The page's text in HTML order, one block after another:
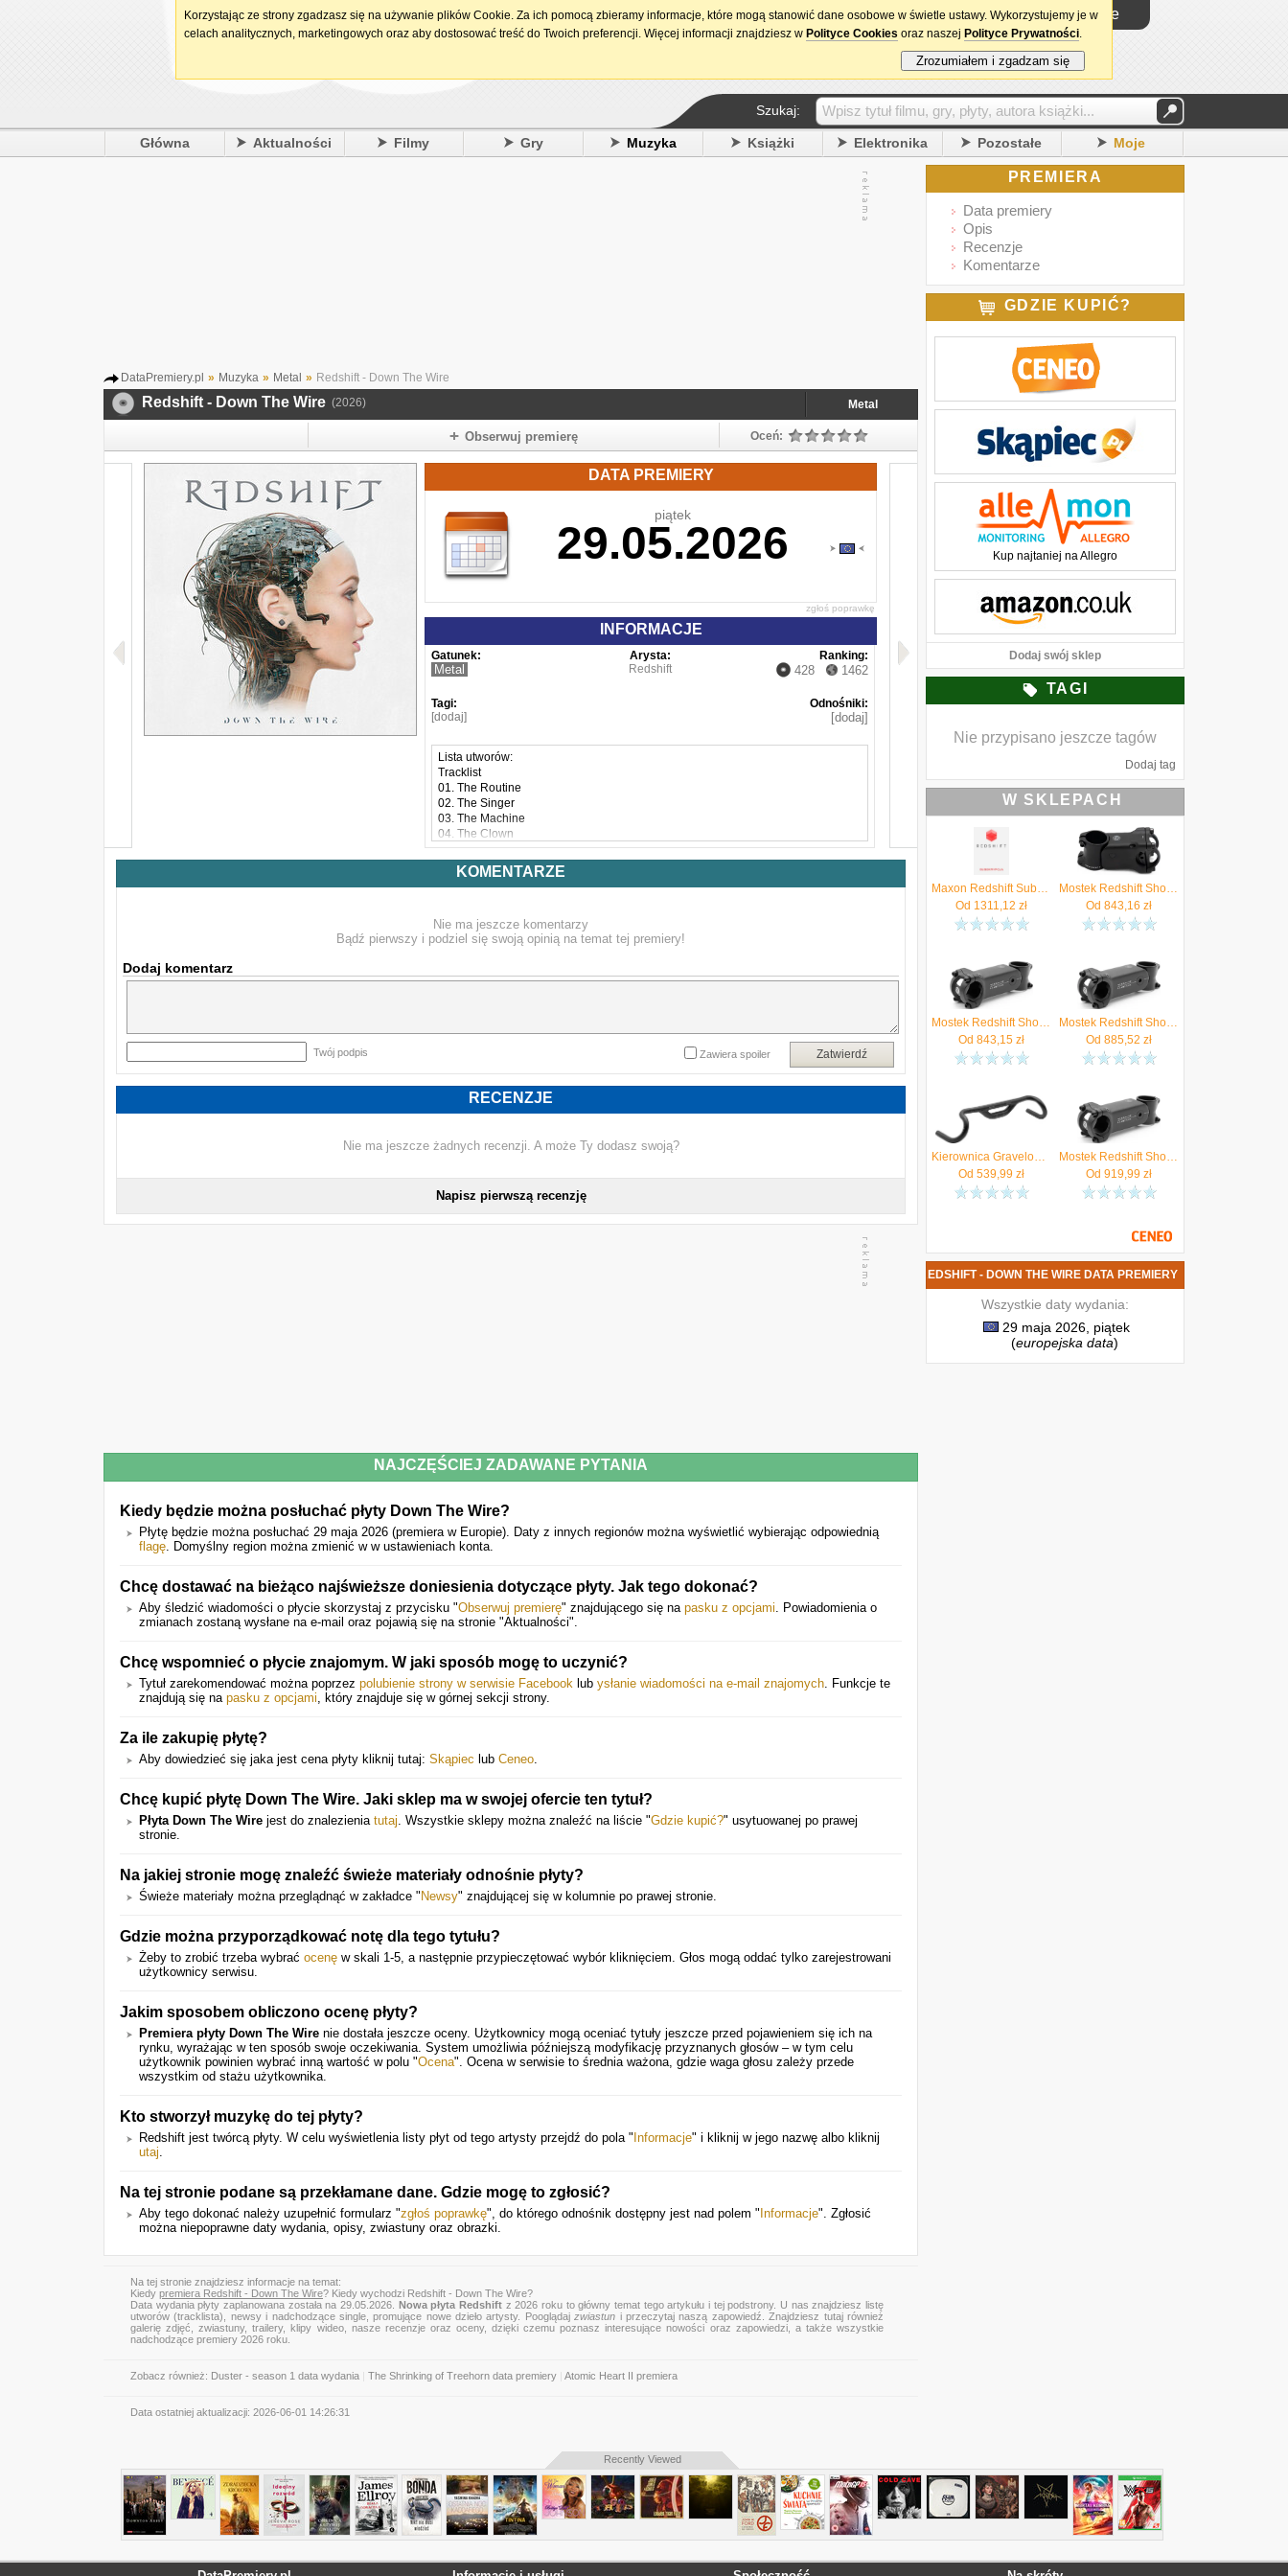
15. urodziny DataPremiery.pl Logowanie
Szukaj:
Główna Aktualności Filmy Gry Muzyka Książki Elektronika Pozostałe Moje
DataPremiery.pl » Muzyka » Metal » Redshift - Down The Wire
Redshift - Down The Wire (2026) Metal
Obserwuj premierę Oceń:
DATA PREMIERY
piątek
29.05.2026
zgłoś poprawkę
INFORMACJE
Gatunek:
Metal
Arysta:
Redshift
Ranking:
428 1462
Tagi:
[dodaj]
Odnośniki:
[dodaj]
Lista utworów:
Tracklist
01. The Routine
02. The Singer
03. The Machine
04. The Clown
05. The Rogue
06. The Redemption
KOMENTARZE
Nie ma jeszcze komentarzy
Bądź pierwszy i podziel się swoją opinią na temat tej premiery!
Dodaj komentarz
Twój podpis Zatwierdź
Zawiera spoiler
RECENZJE
Nie ma jeszcze żadnych recenzji. A może Ty dodasz swoją?
Napisz pierwszą recenzję
NAJCZĘŚCIEJ ZADAWANE PYTANIA
Kiedy będzie można posłuchać płyty Down The Wire?
Płytę będzie można posłuchać 29 maja 2026 (premiera w Europie). Daty z innych regionów można wyświetlić wybierając odpowiednią
flagę. Domyślny region można zmienić w w ustawieniach konta.
Chcę dostawać na bieżąco najświeższe doniesienia dotyczące płyty. Jak tego dokonać?
Aby śledzić wiadomości o płycie skorzystaj z przycisku "Obserwuj premierę" znajdującego się na pasku z opcjami. Powiadomienia o
zmianach zostaną wysłane na e-mail oraz pojawią się na stronie "Aktualności".
Chcę wspomnieć o płycie znajomym. W jaki sposób mogę to uczynić?
Tytuł zarekomendować można poprzez polubienie strony w serwisie Facebook lub ysłanie wiadomości na e-mail znajomych. Funkcje te
znajdują się na pasku z opcjami, który znajduje się w górnej sekcji strony.
Za ile zakupię płytę?
Aby dowiedzieć się jaka jest cena płyty kliknij tutaj: Skąpiec lub Ceneo.
Chcę kupić płytę Down The Wire. Jaki sklep ma w swojej ofercie ten tytuł?
Płyta Down The Wire jest do znalezienia tutaj. Wszystkie sklepy można znaleźć na liście "Gdzie kupić?" usytuowanej po prawej
stronie.
Na jakiej stronie mogę znaleźć świeże materiały odnośnie płyty?
Świeże materiały można przeglądnąć w zakładce " Newsy" znajdującej się w kolumnie po prawej stronie.
Gdzie można przyporządkować notę dla tego tytułu?
Żeby to zrobić trzeba wybrać ocenę w skali 1-5, a następnie przypieczętować wybór kliknięciem. Głos mogą oddać tylko zarejestrowani
użytkownicy serwisu.
Jakim sposobem obliczono ocenę płyty?
Premiera płyty Down The Wire nie dostała jeszcze oceny. Użytkownicy mogą oceniać tytuły jeszcze przed pojawieniem się ich na
rynku, wyrażając w ten sposób swoje oczekiwania. System umożliwia późniejszą modyfikację przyznanych głosów – w tym celu
użytkownik powinien wybrać inną wartość w polu "Ocena". Ocena w serwisie to średnia ważona, gdzie waga głosu zależy przede
wszystkim od stażu użytkownika.
Kto stworzył muzykę do tej płyty?
Redshift jest twórcą płyty. W celu wyświetlenia listy płyt od tego artysty przejdź do pola " Informacje" i kliknij w jego nazwę albo kliknij
utaj.
Na tej stronie podane są przekłamane dane. Gdzie mogę to zgłosić?
Aby tego dokonać należy uzupełnić formularz "zgłoś poprawkę", do którego odnośnik dostępny jest nad polem " Informacje". Zgłosić
można niepoprawne daty wydania, opisy, zwiastuny oraz obrazki.
Na tej stronie znajdziesz informacje na temat:
Kiedy premiera Redshift - Down The Wire? Kiedy wychodzi Redshift - Down The Wire?
Data wydania płyty zaplanowana została na 29.05.2026. Nowa płyta Redshift z 2026 roku to główny temat tego artykułu i tej podstrony. U nas znajdziesz listę
utworów (tracklista), newsy i nadchodzące single, promujące nowe dzieło artysty. Pooglądajzwiastun i przeczytaj naszą zapowiedź. Znajdziesz tutaj również
galerię zdjęć, zwiastuny, trailery, klipy wideo, nasze recenzje oraz oceny, dzięki czemu poznasz interesujące nowości oraz zapowiedzi, a także wszystkie
nadchodzące premiery 2026 roku.
Zobacz również: Duster - season 1 data wydania The Shrinking of Treehorn data premiery Atomic Heart II premiera
Data ostatniej aktualizacji: 2026-06-01 14:26:31
PREMIERA
Data premiery
Opis
Recenzje
Komentarze
GDZIE KUPIĆ?
Kup najtaniej na Allegro
Dodaj swój sklep
TAGI
Nie przypisano jeszcze tagów
Dodaj tag
W SKLEPACH
Maxon Redshift Subskrypcja 1 Rok (RSY)
Od 1311,12 zł
Mostek Redshift Shockstop Czarny / Rura Sterowa: 1 1/8" Długość: 70mm Kąt Nachylenia: 6
Od 843,16 zł
Mostek Redshift Shockstop Czarny / Rura Sterowa: 1 1/4" Długość: 100mm Kąt Nachylenia: 6 -6
Od 843,15 zł
Mostek Redshift Shockstop Czarny / Rura Sterowa: 1 1/8" Długość: 90mm Kąt Nachylenia: 6 -6
Od 885,52 zł
Kierownica Gravelowa Redshift Top Shelf Czarny / Szerokość: 470mm Wznios: 70
Od 539,99 zł
Mostek Redshift Shockstop Czarny / Rura Sterowa: 1 1/8" Długość: 120mm Kąt Nachylenia: 6 -6
Od 919,99 zł
NOWA PŁYTA REDSHIFT - DOWN THE WIRE DATA PREMIERY
Wszystkie daty wydania:
29 maja 2026, piątek
(europejska data)
Recently Viewed
Korzystając ze strony zgadzasz się na używanie plików Cookie. Za ich pomocą zbieramy informacje, które mogą stanowić dane osobowe w świetle ustawy. Wykorzystujemy je w
celach analitycznych, marketingowych oraz aby dostosować treść do Twoich preferencji. Więcej informacji znajdziesz w Polityce Cookies oraz naszej Polityce Prywatności.
Zrozumiałem i zgadzam się